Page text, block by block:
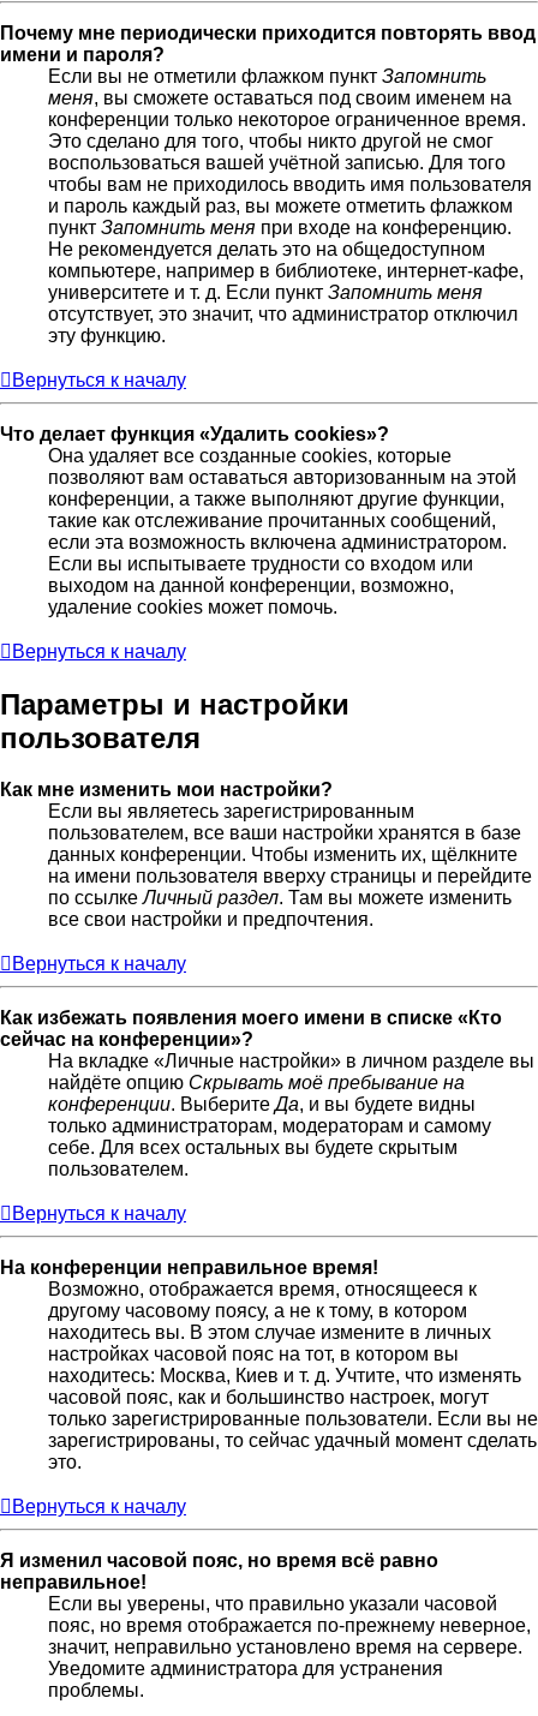
Почему мне периодически приходится повторять ввод
имени и пароля?
Если вы не отметили флажком пункт Запомнить
меня, вы сможете оставаться под своим именем на
конференции только некоторое ограниченное время.
Это сделано для того, чтобы никто другой не смог
воспользоваться вашей учётной записью. Для того
чтобы вам не приходилось вводить имя пользователя
и пароль каждый раз, вы можете отметить флажком
пункт Запомнить меня при входе на конференцию.
Не рекомендуется делать это на общедоступном
компьютере, например в библиотеке, интернет-кафе,
университете и т. д. Если пункт Запомнить меня
отсутствует, это значит, что администратор отключил
эту функцию.
Вернуться к началу
Что делает функция «Удалить cookies»?
Она удаляет все созданные cookies, которые
позволяют вам оставаться авторизованным на этой
конференции, а также выполняют другие функции,
такие как отслеживание прочитанных сообщений,
если эта возможность включена администратором.
Если вы испытываете трудности со входом или
выходом на данной конференции, возможно,
удаление cookies может помочь.
Вернуться к началу
Параметры и настройки
пользователя
Как мне изменить мои настройки?
Если вы являетесь зарегистрированным
пользователем, все ваши настройки хранятся в базе
данных конференции. Чтобы изменить их, щёлкните
на имени пользователя вверху страницы и перейдите
по ссылкеЛичный раздел. Там вы можете изменить
все свои настройки и предпочтения.
Вернуться к началу
Как избежать появления моего имени в списке «Кто
сейчас на конференции»?
На вкладке «Личные настройки» в личном разделе вы
найдёте опцию Скрывать моё пребывание на
конференции. ВыберитеДа, и вы будете видны
только администраторам, модераторам и самому
себе. Для всех остальных вы будете скрытым
пользователем.
Вернуться к началу
На конференции неправильное время!
Возможно, отображается время, относящееся к
другому часовому поясу, а не к тому, в котором
находитесь вы. В этом случае измените в личных
настройках часовой пояс на тот, в котором вы
находитесь: Москва, Киев и т. д. Учтите, что изменять
часовой пояс, как и большинство настроек, могут
только зарегистрированные пользователи. Если вы не
зарегистрированы, то сейчас удачный момент сделать
это.
Вернуться к началу
Я изменил часовой пояс, но время всё равно
неправильное!
Если вы уверены, что правильно указали часовой
пояс, но время отображается по-прежнему неверное,
значит, неправильно установлено время на сервере.
Уведомите администратора для устранения
проблемы.